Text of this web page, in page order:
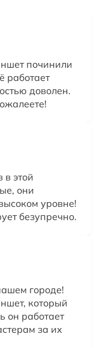
починили
работает
доволен.
в этой
они
уровне!
безупречно.
городе!
который
он работает
за их